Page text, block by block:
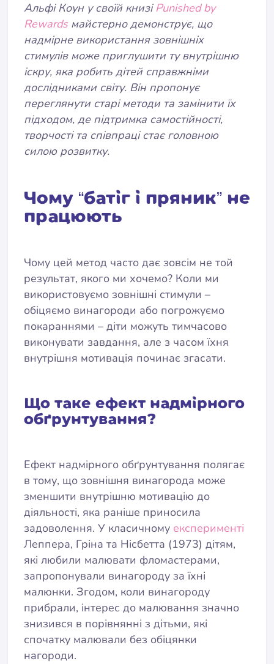
Альфі Коун у своїй книзіPunished by
Rewardsмайстерно демонструє, що
надмірне використання зовнішніх
стимулів може приглушити ту внутрішню
іскру, яка робить дітей справжніми
дослідниками світу. Він пропонує
переглянути старі методи та замінити їх
підходом, де підтримка самостійності,
творчості та співпраці стає головною
силою розвитку.
Чому “батіг і пряник” не
працюють
Чому цей метод часто дає зовсім не той
результат, якого ми хочемо? Коли ми
використовуємо зовнішні стимули –
обіцяємо винагороди або погрожуємо
покараннями – діти можуть тимчасово
виконувати завдання, але з часом їхня
внутрішня мотивація починає згасати.
Що таке ефект надмірного
обґрунтування?
Ефект надмірного обґрунтування полягає
в тому, що зовнішня винагорода може
зменшити внутрішню мотивацію до
діяльності, яка раніше приносила
задоволення. У класичному експерименті
Леппера, Гріна та Нісбетта (1973) дітям,
які любили малювати фломастерами,
запропонували винагороду за їхні
малюнки. Згодом, коли винагороду
прибрали, інтерес до малювання значно
знизився в порівнянні з дітьми, які
спочатку малювали без обіцянки
нагороди.